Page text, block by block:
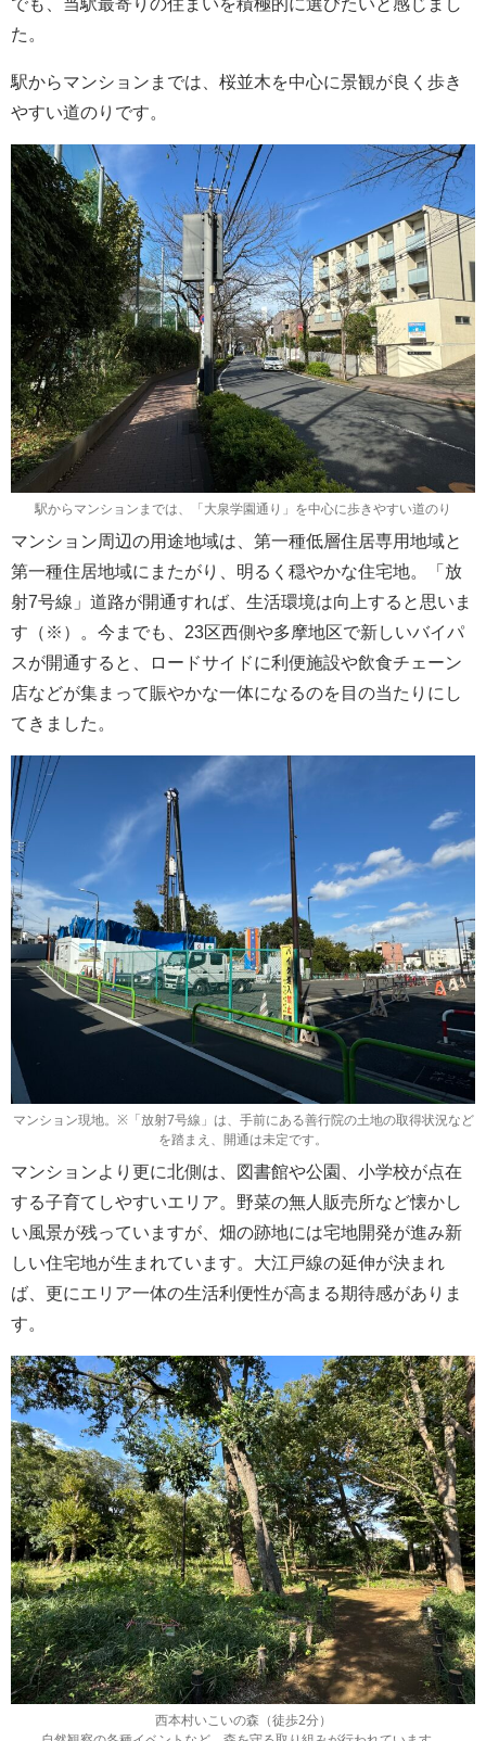
た。
駅からマンションまでは、桜並木を中心に景観が良く歩き
やすい道のりです。
駅からマンションまでは、「大泉学園通り」を中心に歩きやすい道のり
マンション周辺の用途地域は、第一種低層住居専用地域と
第一種住居地域にまたがり、明るく穏やかな住宅地。「放
射7号線」道路が開通すれば、生活環境は向上すると思いま
す（※）。今までも、23区西側や多摩地区で新しいバイパ
スが開通すると、ロードサイドに利便施設や飲食チェーン
店などが集まって賑やかな一体になるのを目の当たりにし
てきました。
マンション現地。※「放射7号線」は、手前にある善行院の土地の取得状況など
を踏まえ、開通は未定です。
マンションより更に北側は、図書館や公園、小学校が点在
する子育てしやすいエリア。野菜の無人販売所など懐かし
い風景が残っていますが、畑の跡地には宅地開発が進み新
しい住宅地が生まれています。大江戸線の延伸が決まれ
ば、更にエリア一体の生活利便性が高まる期待感がありま
す。
西本村いこいの森（徒歩2分）